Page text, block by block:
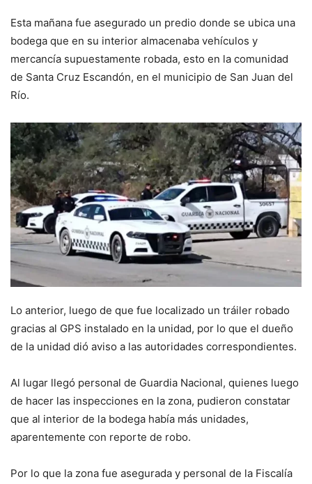
Esta mañana fue asegurado un predio donde se ubica una
bodega que en su interior almacenaba vehículos y
mercancía supuestamente robada, esto en la comunidad
de Santa Cruz Escandón, en el municipio de San Juan del
Río.
Lo anterior, luego de que fue localizado un tráiler robado
gracias al GPS instalado en la unidad, por lo que el dueño
de la unidad dió aviso a las autoridades correspondientes.
Al lugar llegó personal de Guardia Nacional, quienes luego
de hacer las inspecciones en la zona, pudieron constatar
que al interior de la bodega había más unidades,
aparentemente con reporte de robo.
Por lo que la zona fue asegurada y personal de la Fiscalía